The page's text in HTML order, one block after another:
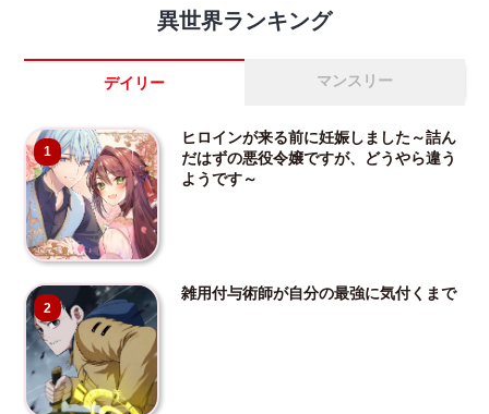
異世界ランキング
デイリー マンスリー
1
ヒロインが来る前に妊娠しました～詰ん
だはずの悪役令嬢ですが、どうやら違う
ようです～
2
雑用付与術師が自分の最強に気付くまで